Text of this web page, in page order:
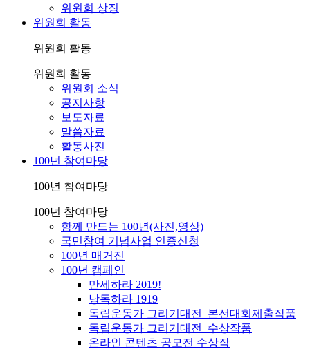
위원회 상징
위원회 활동
위원회 활동
위원회 활동
위원회 소식
공지사항
보도자료
말씀자료
활동사진
100년 참여마당
100년 참여마당
100년 참여마당
함께 만드는 100년(사진,영상)
국민참여 기념사업 인증신청
100년 매거진
100년 캠페인
만세하라 2019!
낭독하라 1919
독립운동가 그리기대전_본선대회제출작품
독립운동가 그리기대전_수상작품
온라인 콘텐츠 공모전 수상작